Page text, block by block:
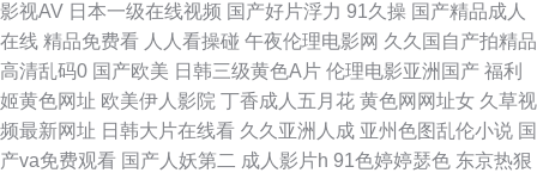
址 肏屄二区 黄色网大全 欧美色图天堂在线 午夜网址AV 97色色资源网 韩国
影视AV 日本一级在线视频 国产好片浮力 91久操 国产精品成人
在线 精品免费看 人人看操碰 午夜伦理电影网 久久国自产拍精品
高清乱码0 国产欧美 日韩三级黄色A片 伦理电影亚洲国产 福利
姬黄色网址 欧美伊人影院 丁香成人五月花 黄色网网址女 久草视
频最新网址 日韩大片在线看 久久亚洲人成 亚州色图乱伦小说 国
产va免费观看 国产人妖第二 成人影片h 91色婷婷瑟色 东京热狠